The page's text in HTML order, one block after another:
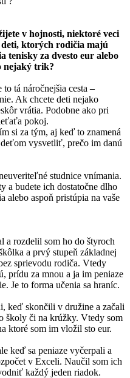
v hojnosti, niektoré veci
ktorých rodičia majú
tenisky za dvesto eur alebo
nejaký trik?
tá náročnejšia cesta –
Ak chcete deti nejako
vrátia. Podobne ako pri
pokoj.
si za tým, aj keď to znamená
vysvetliť, prečo im danú
studnice vnímania.
a budete ich dostatočne dlho
alebo aspoň pristúpia na vaše
rozdelil som ho do štyroch
a prvý stupeň základnej
sprievodu rodiča. Vtedy
prídu za mnou a ja im peniaze
Je to forma učenia sa hraníc.
keď skončili v družine a začali
školy či na krúžky. Vtedy som
ktoré som im vložil sto eur.
keď sa peniaze vyčerpali a
v Exceli. Naučil som ich
každý jeden riadok.